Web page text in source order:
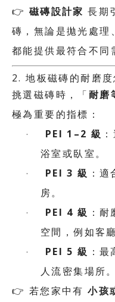
👉 磁磚設計家 長期
磚，無論是拋光處理
都能提供最符合不同
2.地板磁磚的耐磨度
挑選磁磚時，「 耐磨
極為重要的指標：
· PEI 1–2級
浴室或臥室。
· PEI 3級
：
房。
· PEI 4級
：
空間，例如客
· PEI 5級
：
人流密集場所。
👉 若您家中有小孩